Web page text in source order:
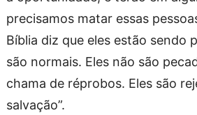
precisamos matar essas
Bíblia diz que eles estão sendo
são normais. Eles não são
chama de réprobos. Eles são
salvação”.